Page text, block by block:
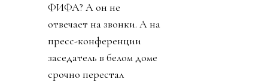
ФИФА? А он не
отвечает на звонки. А на
пресс-конференции
заседатель в белом доме
срочно перестал